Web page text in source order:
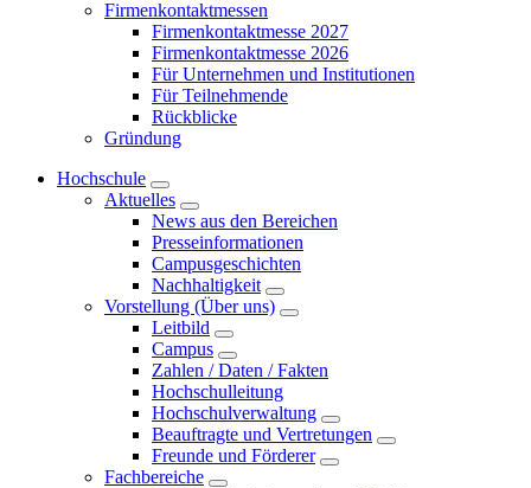
Firmenkontaktmessen
Firmenkontaktmesse 2027
Firmenkontaktmesse 2026
Für Unternehmen und Institutionen
Für Teilnehmende
Rückblicke
Gründung
Hochschule
Aktuelles
News aus den Bereichen
Presseinformationen
Campusgeschichten
Nachhaltigkeit
Vorstellung (Über uns)
Leitbild
Campus
Zahlen / Daten / Fakten
Hochschulleitung
Hochschulverwaltung
Beauftragte und Vertretungen
Freunde und Förderer
Fachbereiche